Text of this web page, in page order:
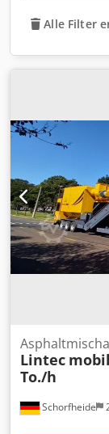
Alle Filter
Schorfheide
Lintec
To./h